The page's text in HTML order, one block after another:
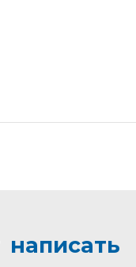
написать